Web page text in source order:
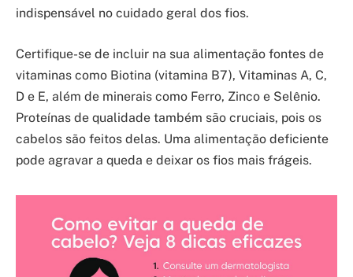
indispensável no cuidado geral dos fios.
Certifique-se de incluir na sua alimentação fontes de
vitaminas como Biotina (vitamina B7), Vitaminas A, C,
D e E, além de minerais como Ferro, Zinco e Selênio.
Proteínas de qualidade também são cruciais, pois os
cabelos são feitos delas. Uma alimentação deficiente
pode agravar a queda e deixar os fios mais frágeis.